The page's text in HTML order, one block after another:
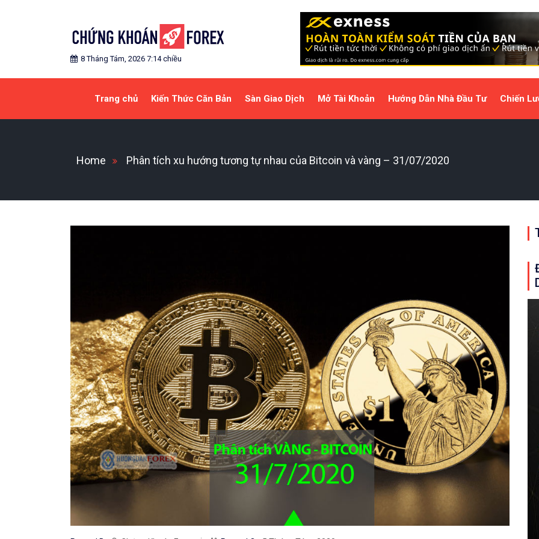
CHỨNG KHOÁN FOREX
Blog chia sẻ về Chứng Khoán và Forex
8 Tháng Tám, 2026 7:14 chiều
Trang chủ Kiến Thức Căn Bản Sàn Giao Dịch Mở Tài Khoản Hướng Dẫn Nhà Đầu Tư Chiến
Home Phân tích xu hướng tương tự nhau của Bitcoin và vàng – 31/07/2020